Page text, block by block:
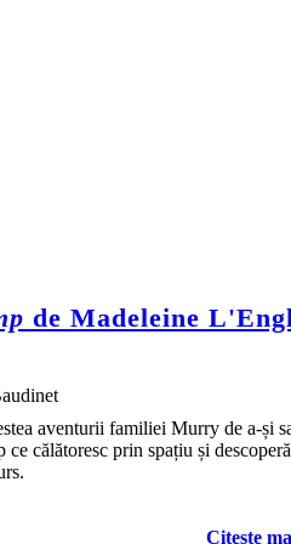
de Madeleine
aventurii familiei Murry de a-și
călătoresc prin spațiu și
Citeste